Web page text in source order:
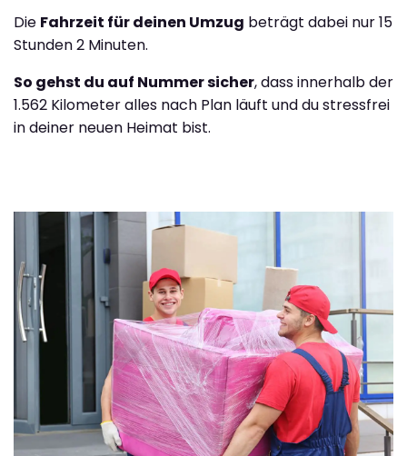
Die Fahrzeit für deinen Umzug beträgt dabei nur 15
Stunden 2 Minuten.
So gehst du auf Nummer sicher, dass innerhalb der
1.562 Kilometer alles nach Plan läuft und du stressfrei
in deiner neuen Heimat bist.